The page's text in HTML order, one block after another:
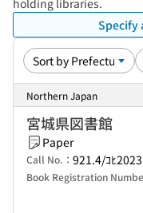
holding libraries.
Specify
Northern Japan
宮城県図書館
Paper
Call No.： 921.4/ｺﾋ
Book Registration